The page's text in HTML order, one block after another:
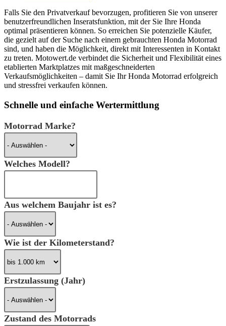
Falls Sie den Privatverkauf bevorzugen, profitieren Sie von unserer
benutzerfreundlichen Inseratsfunktion, mit der Sie Ihre Honda
optimal präsentieren können. So erreichen Sie potenzielle Käufer,
die gezielt auf der Suche nach einem gebrauchten Honda Motorrad
sind, und haben die Möglichkeit, direkt mit Interessenten in Kontakt
zu treten. Motowert.de verbindet die Sicherheit und Flexibilität eines
etablierten Marktplatzes mit maßgeschneiderten
Verkaufsmöglichkeiten – damit Sie Ihr Honda Motorrad erfolgreich
und stressfrei verkaufen können.
Schnelle und einfache Wertermittlung
Motorrad Marke?
Welches Modell?
Aus welchem Baujahr ist es?
Wie ist der Kilometerstand?
Erstzulassung (Jahr)
Zustand des Motorrads